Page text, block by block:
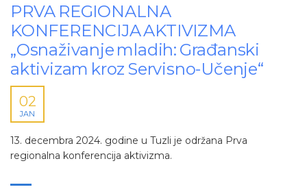
PRVA REGIONALNA
KONFERENCIJA AKTIVIZMA
„Osnaživanje mladih: Građanski
aktivizam kroz Servisno-Učenje“
02
JAN
13. decembra 2024. godine u Tuzli je održana Prva
regionalna konferencija aktivizma.